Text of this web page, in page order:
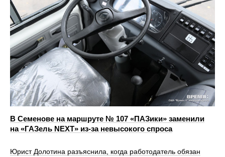
В Семенове на маршруте № 107 «ПАЗики» заменили
на «ГАЗель NEXT» из‑за невысокого спроса
Юрист Долотина разъяснила, когда работодатель обязан